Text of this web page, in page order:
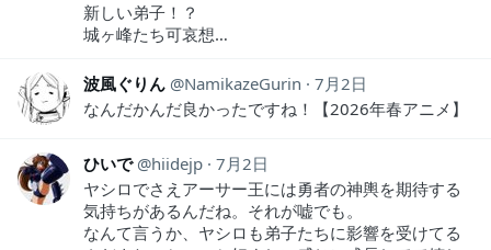
新しい弟子！？
城ヶ峰たち可哀想…
波風ぐりん NamikazeGurin
7月2日
なんだかんだ良かったですね！【2026年春アニメ】
ひいで hiidejp 7月2日
ヤシロでさえアーサー王には勇者の神輿を期待する
気持ちがあるんだね。それが嘘でも。
なんて言うか、ヤシロも弟子たちに影響を受けてる